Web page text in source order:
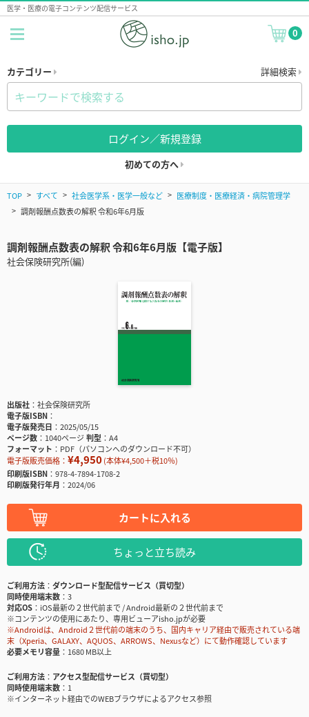
医学・医療の電子コンテンツ配信サービス
0
カテゴリー 詳細検索
ログイン／新規登録
初めての方へ
TOP すべて 社会医学系・医学一般など
医療制度・医療経済・病院管理学
調剤報酬点数表の解釈 令和6年6月版
調剤報酬点数表の解釈 令和6年6月版【電子版】
社会保険研究所(編)
出版社
社会保険研究所
電子版ISBN
電子版発売日
2025/05/15
ページ数
1040ページ判型
A4
フォーマット
PDF（パソコンへのダウンロード不可）
電子版販売価格： ¥4,950(本体¥4,500＋税10％)
印刷版ISBN
978-4-7894-1708-2
印刷版発行年月
2024/06
カートに入れる
ちょっと立ち読み
ご利用方法
ダウンロード型配信サービス（買切型）
同時使用端末数
3
対応OS
iOS最新の２世代前まで / Android最新の２世代前まで
※コンテンツの使用にあたり、専用ビューアisho.jpが必要
※Androidは、Android２世代前の端末のうち、国内キャリア経由で販売されている端
末（Xperia、GALAXY、AQUOS、ARROWS、Nexusなど）にて動作確認しています
必要メモリ容量
1680 MB以上
ご利用方法
アクセス型配信サービス（買切型）
同時使用端末数
1
※インターネット経由でのWEBブラウザによるアクセス参照